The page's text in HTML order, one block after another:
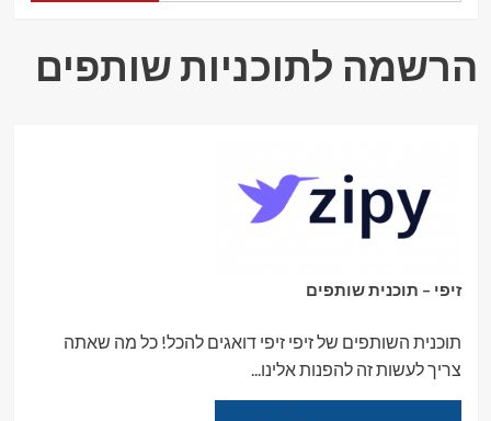
כייפים
הרשמה לתוכניות שותפים
זיפי – תוכנית שותפים
תוכנית השותפים של זיפי זיפי דואגים להכל! כל מה שאתה
צריך לעשות זה להפנות אלינו...